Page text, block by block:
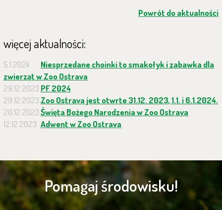
Powrót do aktualności
więcej aktualności:
5.1.2024
Niesprzedane choinki to smakołyk i zabawka dla
zwierząt w Zoo Ostrava
29.12.2023 PF 2024
29.12.2023 Zoo Ostrava jest otwrte 31.12. 2023, 1.1. i 6.1.2024.
20.12.2023Święta Bożego Narodzenia w Zoo Ostrava
12.12.2023 Adwent w Zoo Ostrava
Pomagaj środowisku!